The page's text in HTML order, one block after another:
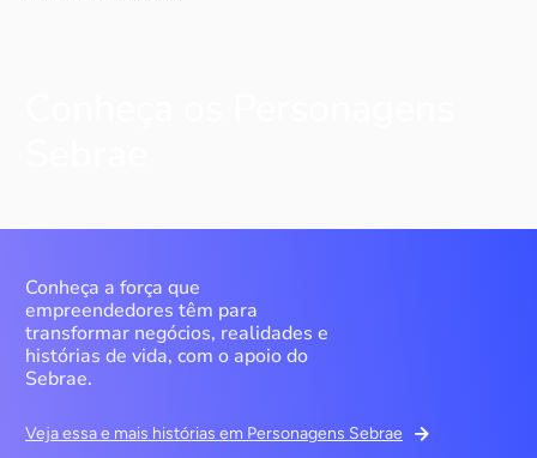
Conheça a força que
empreendedores têm para
transformar negócios, realidades e
histórias de vida, com o apoio do
Sebrae.
Veja essa e mais histórias em Personagens Sebrae